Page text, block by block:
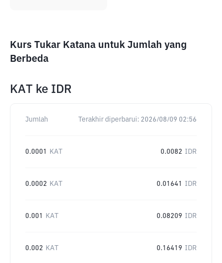
Kurs Tukar Katana untuk Jumlah yang
Berbeda
KAT ke IDR
Jumlah Terakhir diperbarui: 2026/08/09 02:56
0.0001 KAT 0.0082 IDR
0.0002 KAT 0.01641 IDR
0.001 KAT 0.08209 IDR
0.002 KAT 0.16419 IDR